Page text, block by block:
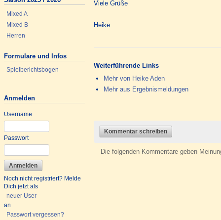
Viele Grüße
Heike
Weiterführende Links
Mehr von Heike Aden
Mehr aus Ergebnismeldungen
Kommentar schreiben
Die folgenden Kommentare geben
Mixed A
Mixed B
Herren
Formulare und Infos
Spielberichtsbogen
Anmelden
Username
Passwort
Noch nicht registriert? Melde
Dich jetzt als
neuer User
an
Passwort vergessen?